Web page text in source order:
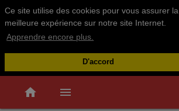
Ce site utilise des cookies pour vous assurer la
meilleure expérience sur notre site Internet.
Apprendre encore plus.
D'accord
home menu